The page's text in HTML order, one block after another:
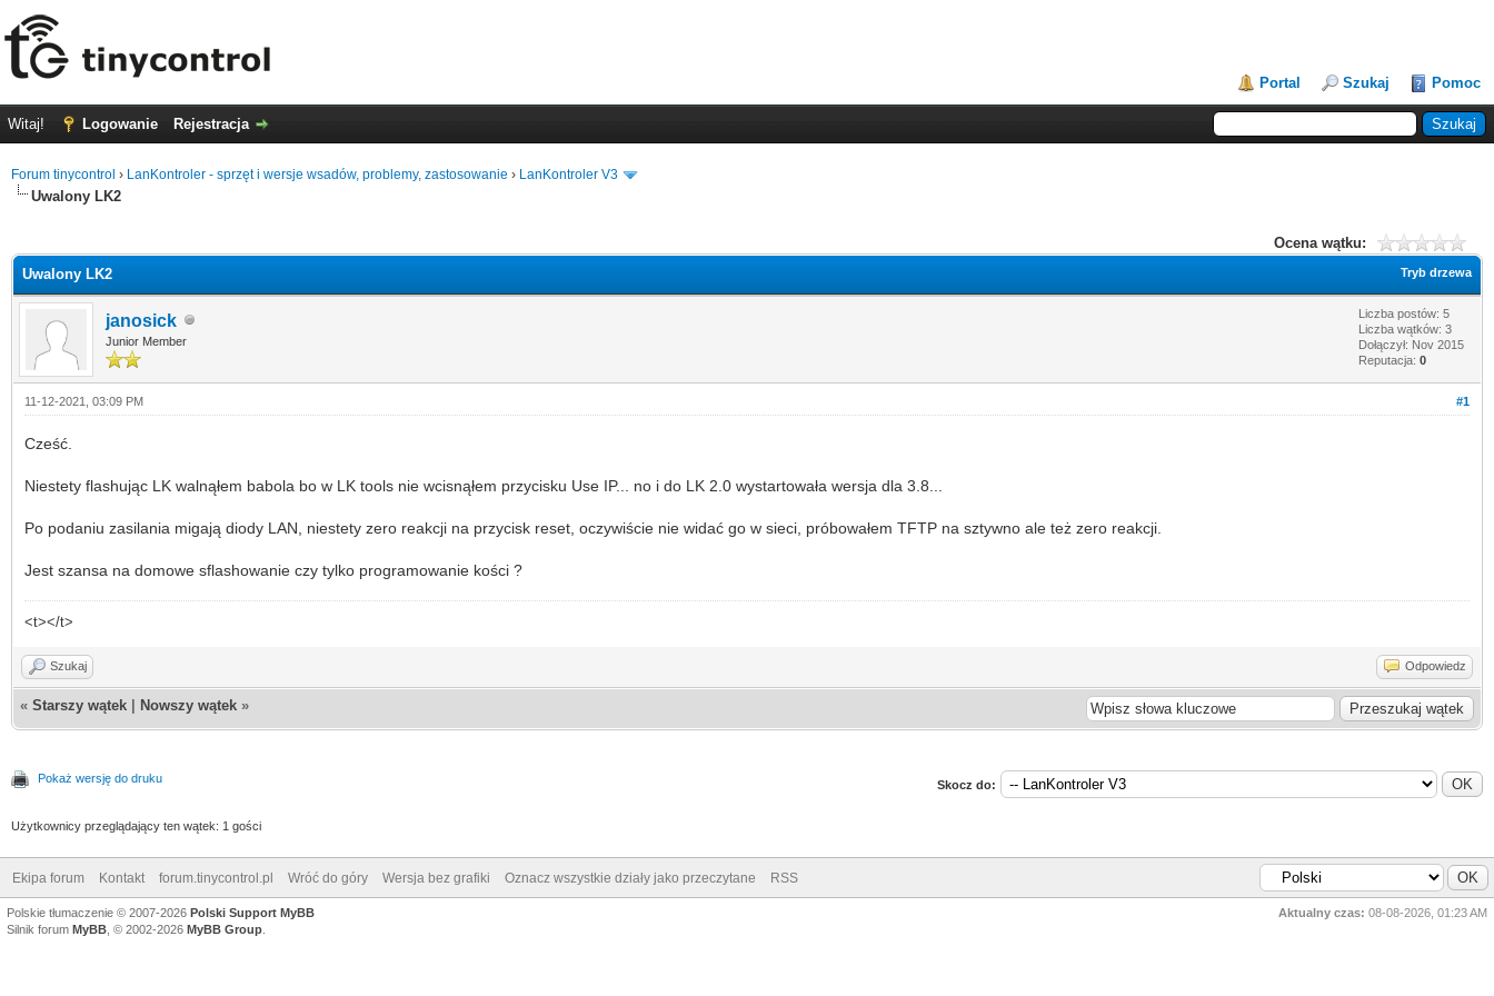
Portal Szukaj Pomoc
Witaj! Logowanie Rejestracja
Forum tinycontrol › LanKontroler - sprzęt i wersje wsadów, problemy, zastosowanie › LanKontroler V3
Uwalony LK2
Ocena wątku:
Tryb drzewa
Uwalony LK2
janosick
Junior Member
Liczba postów: 5
Liczba wątków: 3
Dołączył: Nov 2015
Reputacja: 0
#1
11-12-2021, 03:09 PM
Cześć.
Niestety flashując LK walnąłem babola bo w LK tools nie wcisnąłem przycisku Use IP... no i do LK 2.0 wystartowała wersja dla 3.8...
Po podaniu zasilania migają diody LAN, niestety zero reakcji na przycisk reset, oczywiście nie widać go w sieci, próbowałem TFTP na sztywno ale też zero reakcji.
Jest szansa na domowe sflashowanie czy tylko programowanie kości ?
<t></t>
Szukaj Odpowiedz
« Starszy wątek Nowszy wątek »
Pokaż wersję do druku Skocz do:
Użytkownicy przeglądający ten wątek: 1 gości
Ekipa forum Kontakt forum.tinycontrol.pl Wróć do góry Wersja bez grafiki Oznacz wszystkie działy jako przeczytane RSS
Aktualny czas: 08-08-2026, 01:23 AM
Polskie tłumaczenie © 2007-2026 Polski Support MyBB
Silnik forum MyBB , © 2002-2026 MyBB Group